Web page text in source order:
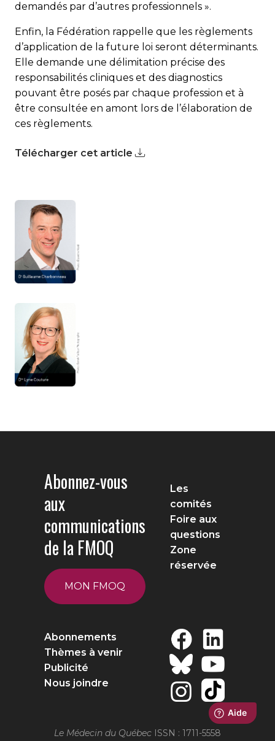
demandés par d’au­tres professionnels ».
Enfin, la Fédération rappelle que les règlements
d’application de la future loi seront déterminants.
Elle demande une délimitation précise des
responsabilités cliniques et des diagnostics
pouvant être posés par chaque profession et à
être consultée en amont lors de l’élaboration de
ces règlements.
Télécharger cet article
Abonnez-vous
aux
communications
de la FMOQ
MON FMOQ
Les
comités
Foire aux
questions
Zone
réservée
Abonnements
Thèmes à venir
Publicité
Nous joindre
Le Médecin du Québec ISSN : 1711-5558